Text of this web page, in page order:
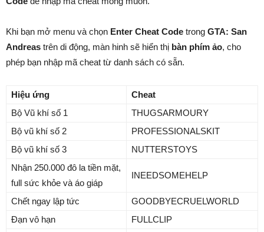
Khi bạn mở menu và chọn Enter Cheat Code trong GTA: San
Andreas trên di động, màn hinh sẽ hiển thị bàn phím ảo, cho
phép bạn nhập mã cheat từ danh sách có sẵn.
Hiệu ứng
Cheat
Bộ Vũ khí số 1
THUGSARMOURY
Bộ vũ khí số 2
PROFESSIONALSKIT
Bộ vũ khí số 3
NUTTERSTOYS
Nhận 250.000 đô la tiền mặt,
full sức khỏe và áo giáp
INEEDSOMEHELP
Chết ngay lập tức
GOODBYECRUELWORLD
Đạn vô hạn
FULLCLIP